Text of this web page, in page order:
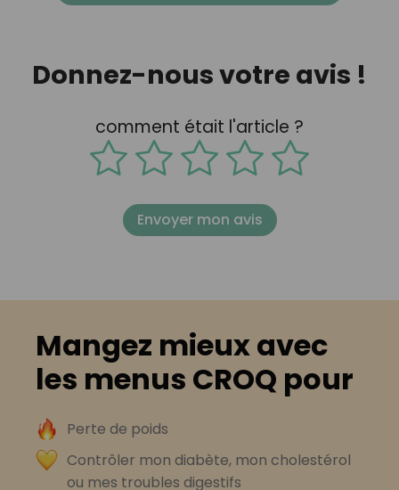
Donnez-nous votre avis !
comment était l'article ?
Envoyer mon avis
Mangez mieux avec
les menus CROQ pour
Perte de poids
Contrôler mon diabète, mon cholestérol
ou mes troubles digestifs